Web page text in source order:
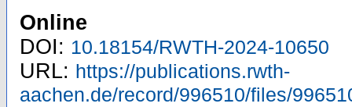
Online
DOI: 10.18154/RWTH-2024-10650
URL: https://publications.rwth-
aachen.de/record/996510/files/